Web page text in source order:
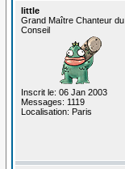
little
Grand Maître Chanteur du
Conseil
Inscrit le: 06 Jan 2003
Messages: 1119
Localisation: Paris